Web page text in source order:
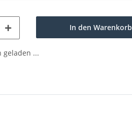
In den Warenkorb
geladen ...